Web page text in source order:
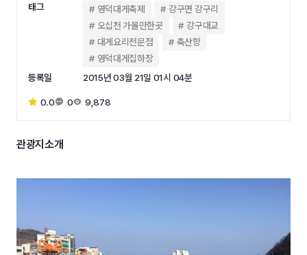
태그
영덕대게축제
강구면 강구리
오십천 가볼만한곳
강구대교
대게요리전문점
축산항
영덕대게집하장
등록일
2015년 03월 21일 01시 04분
0.0 0 9,878
관광지소개